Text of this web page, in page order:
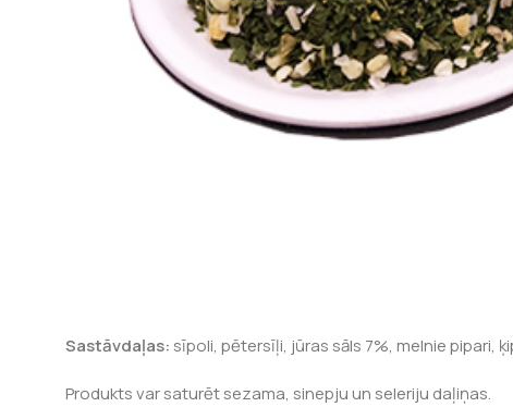
Sastāvdaļas: sīpoli, pētersīļi, jūras sāls 7%, melnie pipari,
Produkts var saturēt sezama, sinepju un seleriju daļiņas.